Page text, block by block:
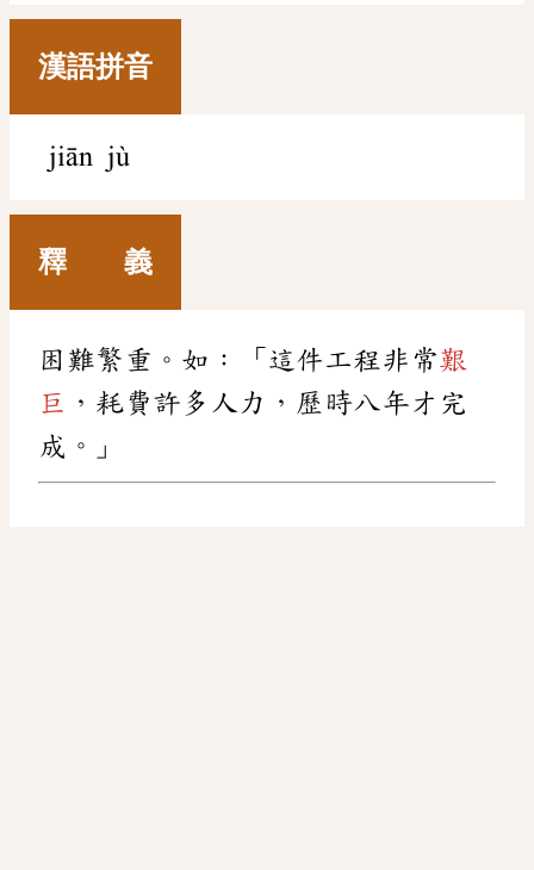
漢語拼音
jiān jù
釋 義
困難繁重。如：「這件工程非常艱
巨 ，耗費許多人力，歷時八年才完
成。」